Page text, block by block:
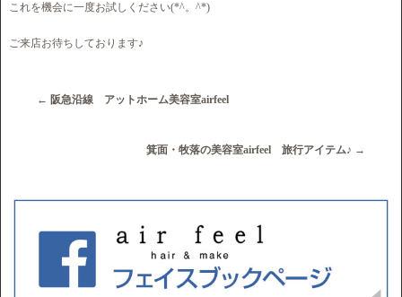
これを機会に一度お試しください(*^。^*)
ご来店お待ちしております♪
← 阪急沿線 アットホーム美容室airfeel
箕面・牧落の美容室airfeel 旅行アイテム♪ →